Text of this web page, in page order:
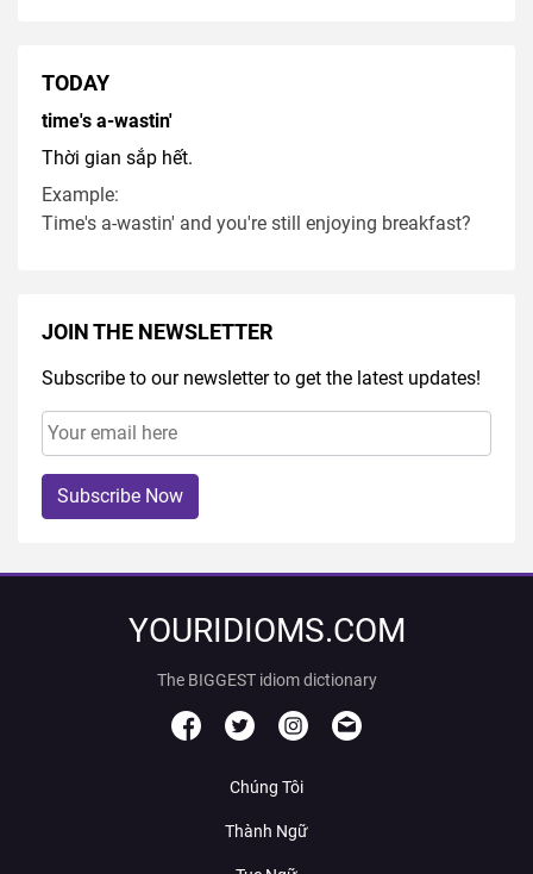
TODAY
time's a-wastin'
Thời gian sắp hết.
Example:
Time's a-wastin' and you're still enjoying breakfast?
JOIN THE NEWSLETTER
Subscribe to our newsletter to get the latest updates!
Subscribe Now
YOURIDIOMS.COM
The BIGGEST idiom dictionary
Chúng Tôi
Thành Ngữ